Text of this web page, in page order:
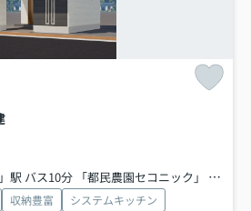
ス10分 「都民農園セコニック」 停歩3分
収納豊富
システムキッチン